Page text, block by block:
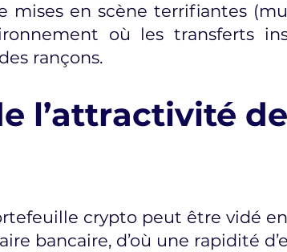
mises en scène terrifiantes
où les transferts
rançons.
l’attractivité
crypto peut être vidé
bancaire, d’où une rapidité